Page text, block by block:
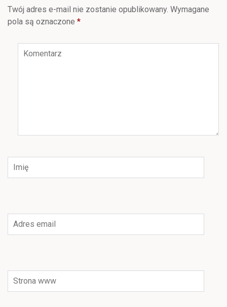
Twój adres e-mail nie zostanie opublikowany. Wymagane
pola są oznaczone *